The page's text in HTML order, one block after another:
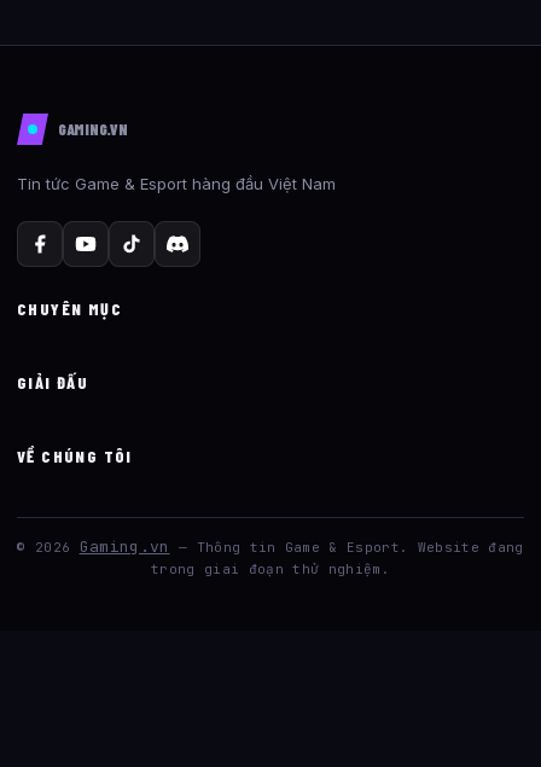
GAMING.VN
Tin tức Game & Esport hàng đầu Việt Nam
CHUYÊN MỤC
GIẢI ĐẤU
VỀ CHÚNG TÔI
© 2026 Gaming.vn
— Thông tin Game & Esport. Website đang
trong giai đoạn thử nghiệm.